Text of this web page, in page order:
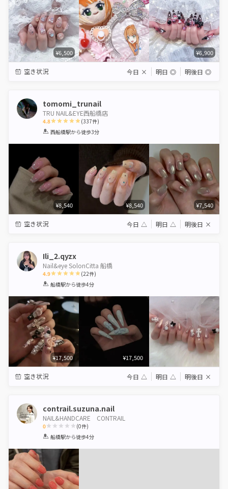
¥6,500 ¥6,900
空き状況 今日 × 明日 ◎ 明後日 ◎
tomomi_trunail
TRU NAIL&EYE西船橋店
4.8
1 2 3 4 5
(337件)
西船橋駅から徒歩3分
¥8,540 ¥8,540 ¥7,540
空き状況 今日 △ 明日 △ 明後日 ×
Ili_2.qyzx
Nail&eye SolonCitta 船橋
4.9
1 2 3 4 5
(22件)
船橋駅から徒歩4分
¥17,500 ¥17,500
空き状況 今日 △ 明日 △ 明後日 ×
contrail.suzuna.nail
NAIL&HANDCARE CONTRAIL
0
1 2 3 4 5
(0件)
船橋駅から徒歩4分